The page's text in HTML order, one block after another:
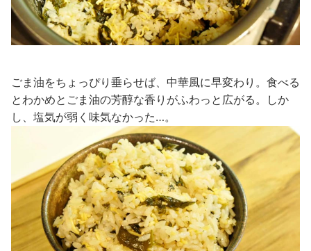
ごま油をちょっぴり垂らせば、中華風に早変わり。食べる
とわかめとごま油の芳醇な香りがふわっと広がる。しか
し、塩気が弱く味気なかった…。